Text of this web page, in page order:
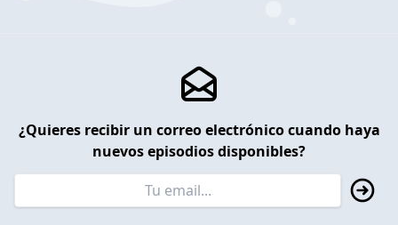
¿Quieres recibir un correo electrónico cuando haya
nuevos episodios disponibles?